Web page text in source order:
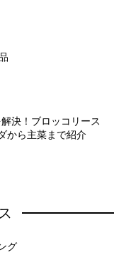
決！ブロッコリース
から主菜まで紹介
グ